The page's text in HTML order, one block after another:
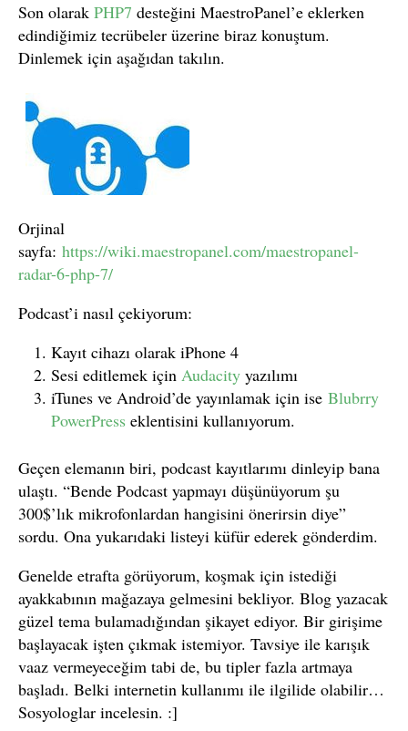
Son olarak PHP7 desteğini MaestroPanel’e eklerken
edindiğimiz tecrübeler üzerine biraz konuştum.
Dinlemek için aşağıdan takılın.
Orjinal
sayfa: https://wiki.maestropanel.com/maestropanel-
radar-6-php-7/
Podcast’i nasıl çekiyorum:
Kayıt cihazı olarak iPhone 4
Sesi editlemek için Audacity yazılımı
iTunes ve Android’de yayınlamak için ise Blubrry
PowerPress eklentisini kullanıyorum.
Geçen elemanın biri, podcast kayıtlarımı dinleyip bana
ulaştı. “Bende Podcast yapmayı düşünüyorum şu
300$’lık mikrofonlardan hangisini önerirsin diye”
sordu. Ona yukarıdaki listeyi küfür ederek gönderdim.
Genelde etrafta görüyorum, koşmak için istediği
ayakkabının mağazaya gelmesini bekliyor. Blog yazacak
güzel tema bulamadığından şikayet ediyor. Bir girişime
başlayacak işten çıkmak istemiyor. Tavsiye ile karışık
vaaz vermeyeceğim tabi de, bu tipler fazla artmaya
başladı. Belki internetin kullanımı ile ilgilide olabilir…
Sosyologlar incelesin. :]